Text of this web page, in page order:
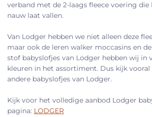
verband met de 2-laags fleece voering die
nauw laat vallen.
Van Lodger hebben we niet alleen deze
maar ook de leren walker moccasins en
stof babyslofjes van Lodger hebben wij in
kleuren in het assortiment. Dus kijk vooral
andere babyslofjes van Lodger.
Kijk voor het volledige aanbod Lodger
pagina: LODGER